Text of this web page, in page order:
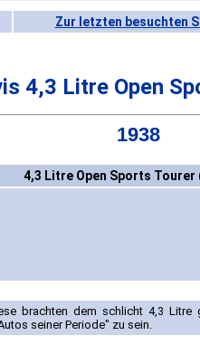
Zur letzten besuchten
4,3 Litre Open
1938
4,3 Litre Open Sports Tourer
brachten dem schlicht 4,3 Litre
seiner Periode" zu sein.